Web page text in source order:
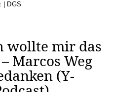
| DGS
wollte mir das
Marcos Weg
(Y-